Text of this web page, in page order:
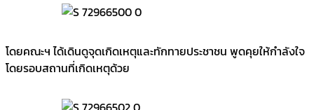
โดยคณะฯ ได้เดินดูจุดเกิดเหตุและทักทายประชาชน พูดคุยให้กำลังใจ
โดยรอบสถานที่เกิดเหตุด้วย